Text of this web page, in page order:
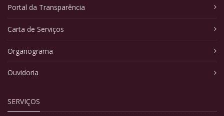
Portal da Transparência
Carta de Serviços
Organograma
Ouvidoria
SERVIÇOS